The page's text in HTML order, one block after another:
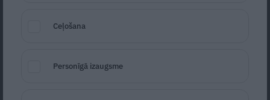
Ceļošana
Personīgā izaugsme